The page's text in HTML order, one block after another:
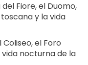
Fiore, el Duomo,
y la vida
el Foro
nocturna de la